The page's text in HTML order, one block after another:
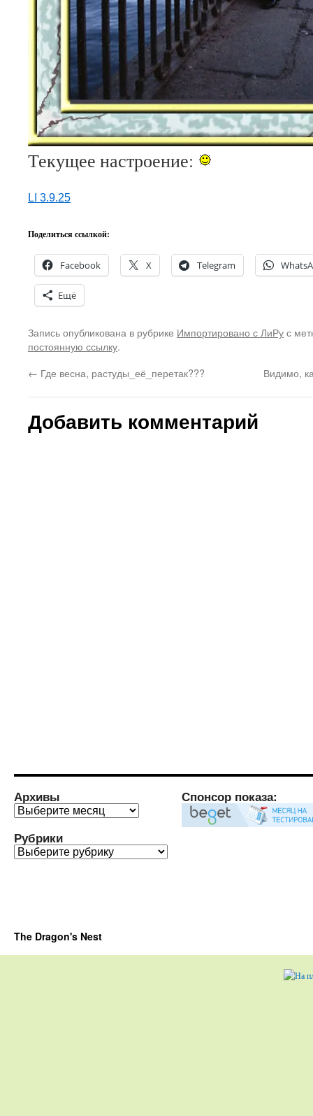
Текущее настроение:
LI 3.9.25
Поделиться ссылкой:
Facebook X Telegram
Ещё
Запись опубликована в рубрике Импортировано с ЛиРус
постоянную ссылку.
← Где весна, растуды_её_перетак??? Видимо,
Добавить комментарий
Архивы
Архивы
Рубрики
Рубрики
Спонсор показа:
The Dragon's Nest